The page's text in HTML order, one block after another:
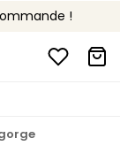
!
90€